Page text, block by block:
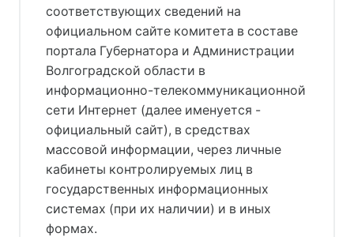
соответствующих сведений на
официальном сайте комитета в составе
портала Губернатора и Администрации
Волгоградской области в
информационно-телекоммуникационной
сети Интернет (далее именуется -
официальный сайт), в средствах
массовой информации, через личные
кабинеты контролируемых лиц в
государственных информационных
системах (при их наличии) и в иных
формах.